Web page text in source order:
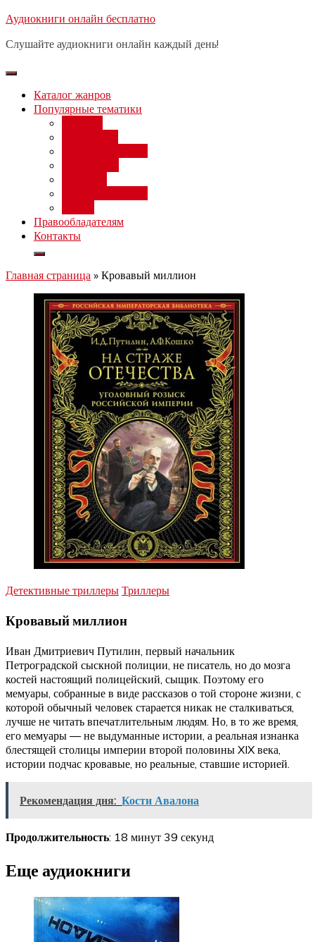
Перейти
содержимому
Аудиокниги онлайн бесплатно
Слушайте аудиокниги онлайн каждый день!
Каталог жанров
Популярные тематики
Правообладателям
Контакты
Главная страница » Кровавый миллион
Детективные триллеры Триллеры
Кровавый миллион
Иван Дмитриевич Путилин, первый начальник
Петроградской сыскной полиции, не писатель, но до мозга
костей настоящий полицейский, сыщик. Поэтому его
мемуары, собранные в виде рассказов о той стороне жизни, с
которой обычный человек старается никак не сталкиваться,
лучше не читать впечатлительным людям. Но, в то же время,
его мемуары — не выдуманные истории, а реальная изнанка
блестящей столицы империи второй половины XIX века,
истории подчас кровавые, но реальные, ставшие историей.
Рекомендация дня: Кости Авалона
Продолжительность: 18 минут 39 секунд
Еще аудиокниги
Бесплатный вебинар: заработок
день